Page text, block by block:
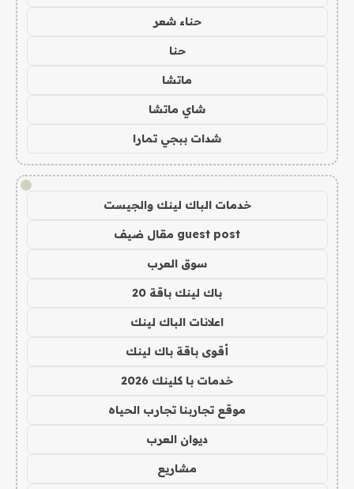
حناء شعر
حنا
ماتشا
شاي ماتشا
شدات ببجي تمارا
!
خدمات الباك لينك والجيست
guest post مقال ضيف
سوق العرب
باك لينك باقة 20
اعلانات الباك لينك
أقوى باقة باك لينك
خدمات با كلينك 2026
موقع تجاربنا تجارب الحياه
ديوان العرب
مشاريع